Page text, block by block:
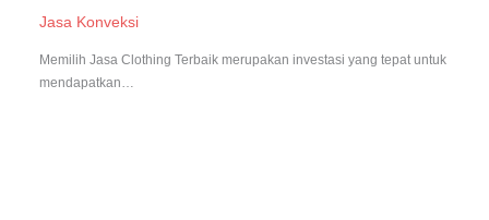
Jasa Konveksi
Memilih Jasa Clothing Terbaik merupakan investasi yang tepat untuk
mendapatkan…